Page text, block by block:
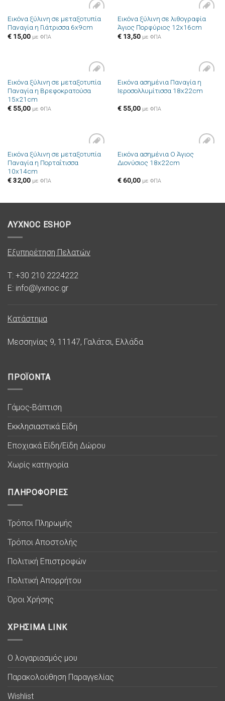
Πρόσθήκη
στην λίστα
Εικόνα ξύλινη σε μεταξοτυπία
Παναγία η Γιάτρισσα 6x9cm
€15,00 με ΦΠΑ
Πρόσθήκη
στην λίστα
Εικόνα ξύλινη σε λιθογραφία
Άγιος Πορφύριος 12x16cm
€13,50 με ΦΠΑ
Πρόσθήκη
στην λίστα
Εικόνα ξύλινη σε μεταξοτυπία
Παναγία η Βρεφοκρατούσα
15x21cm
€55,00 με ΦΠΑ
Πρόσθήκη
στην λίστα
Εικόνα ασημένια Παναγία η
Ιεροσολλυμίτισσα 18x22cm
€55,00 με ΦΠΑ
Πρόσθήκη
στην λίστα
Εικόνα ξύλινη σε μεταξοτυπία
Παναγία η Πορταΐτισσα
10x14cm
€32,00 με ΦΠΑ
Πρόσθήκη
Εικόνα ασημένια Ο Άγιος
Διονύσιος 18x22cm
€60,00 με ΦΠΑ
ΛΥΧΝΟC ESHOP
Εξυπηρέτηση Πελατών
T: +30 210 2224222
E: info@lyxnoc.gr
Κατάστημα
Μεσσηνίας 9, 11147, Γαλάτσι, Ελλάδα
ΠΡΟΪΟΝΤΑ
Γάμος-Βάπτιση
Εκκλησιαστικά Είδη
Εποχιακά Είδη/Είδη Δώρου
Χωρίς κατηγορία
ΠΛΗΡΟΦΟΡΙΕΣ
Τρόποι Πληρωμής
Τρόποι Αποστολής
Πολιτική Επιστροφών
Πολιτική Απορρήτου
Όροι Χρήσης
ΧΡΗΣΙΜΑ LINK
Ο λογαριασμός μου
Παρακολούθηση Παραγγελίας
Wishlist